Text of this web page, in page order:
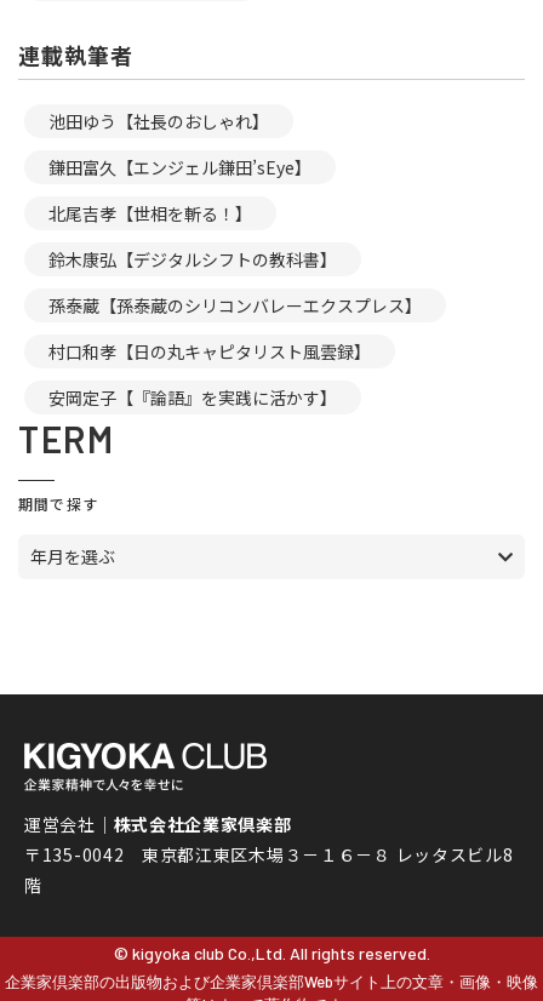
連載執筆者
池田ゆう【社長のおしゃれ】
鎌田富久【エンジェル鎌田’sEye】
北尾吉孝【世相を斬る！】
鈴木康弘【デジタルシフトの教科書】
孫泰蔵【孫泰蔵のシリコンバレーエクスプレス】
村口和孝【日の丸キャピタリスト風雲録】
安岡定子【『論語』を実践に活かす】
TERM
期間で探す
年月を選ぶ
運営会社｜ 株式会社企業家倶楽部
〒135-0042 東京都江東区木場３－１６－８ レッタスビル8
階
© kigyoka club Co.,Ltd. All rights reserved.
企業家倶楽部の出版物および企業家倶楽部Webサイト上の文章・画像・映像